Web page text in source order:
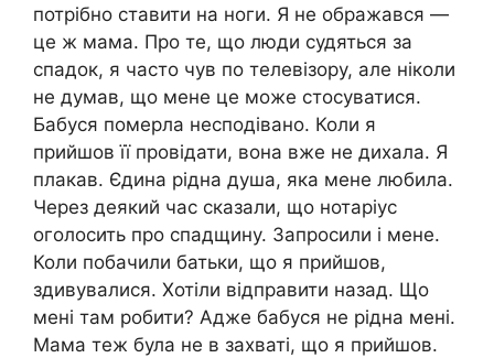
потрібно ставити на ноги. Я не ображався —
це ж мама. Про те, що люди судяться за
спадок, я часто чув по телевізору, але ніколи
не думав, що мене це може стосуватися.
Бабуся померла несподівано. Коли я
прийшов її провідати, вона вже не дихала. Я
плакав. Єдина рідна душа, яка мене любила.
Через деякий час сказали, що нотаріус
оголосить про спадщину. Запросили і мене.
Коли побачили батьки, що я прийшов,
здивувалися. Хотіли відправити назад. Що
мені там робити? Адже бабуся не рідна мені.
Мама теж була не в захваті, що я прийшов.